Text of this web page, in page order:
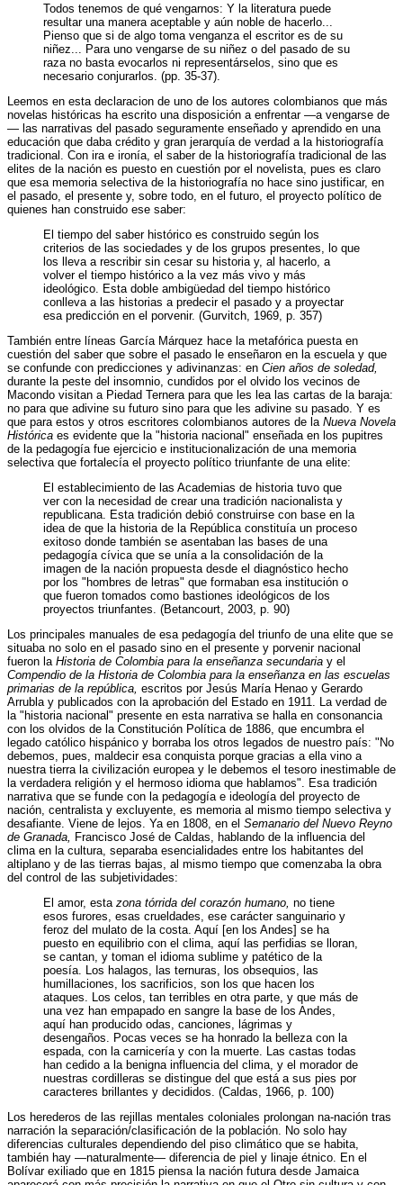
Todos tenemos de qué vengarnos: Y la literatura puede
resultar una manera aceptable y aún noble de hacerlo...
Pienso que si de algo toma venganza el escritor es de su
niñez... Para uno vengarse de su niñez o del pasado de su
raza no basta evocarlos ni representárselos, sino que es
necesario conjurarlos. (pp. 35-37).
Leemos en esta declaracion de uno de los autores colombianos que más
novelas históricas ha escrito una disposición a enfrentar —a vengarse de
— las narrativas del pasado seguramente enseñado y aprendido en una
educación que daba crédito y gran jerarquía de verdad a la historiografía
tradicional. Con ira e ironía, el saber de la historiografía tradicional de las
elites de la nación es puesto en cuestión por el novelista, pues es claro
que esa memoria selectiva de la historiografía no hace sino justificar, en
el pasado, el presente y, sobre todo, en el futuro, el proyecto político de
quienes han construido ese saber:
El tiempo del saber histórico es construido según los
criterios de las sociedades y de los grupos presentes, lo que
los lleva a rescribir sin cesar su historia y, al hacerlo, a
volver el tiempo histórico a la vez más vivo y más
ideológico. Esta doble ambigüedad del tiempo histórico
conlleva a las historias a predecir el pasado y a proyectar
esa predicción en el porvenir. (Gurvitch, 1969, p. 357)
También entre líneas García Márquez hace la metafórica puesta en
cuestión del saber que sobre el pasado le enseñaron en la escuela y que
se confunde con predicciones y adivinanzas: en Cien años de soledad,
durante la peste del insomnio, cundidos por el olvido los vecinos de
Macondo visitan a Piedad Ternera para que les lea las cartas de la baraja:
no para que adivine su futuro sino para que les adivine su pasado. Y es
que para estos y otros escritores colombianos autores de la Nueva Novela
Histórica es evidente que la "historia nacional" enseñada en los pupitres
de la pedagogía fue ejercicio e institucionalización de una memoria
selectiva que fortalecía el proyecto político triunfante de una elite:
El establecimiento de las Academias de historia tuvo que
ver con la necesidad de crear una tradición nacionalista y
republicana. Esta tradición debió construirse con base en la
idea de que la historia de la República constituía un proceso
exitoso donde también se asentaban las bases de una
pedagogía cívica que se unía a la consolidación de la
imagen de la nación propuesta desde el diagnóstico hecho
por los "hombres de letras" que formaban esa institución o
que fueron tomados como bastiones ideológicos de los
proyectos triunfantes. (Betancourt, 2003, p. 90)
Los principales manuales de esa pedagogía del triunfo de una elite que se
situaba no solo en el pasado sino en el presente y porvenir nacional
fueron la Historia de Colombia para la enseñanza secundaria y el
Compendio de la Historia de Colombia para la enseñanza en las escuelas
primarias de la república, escritos por Jesús María Henao y Gerardo
Arrubla y publicados con la aprobación del Estado en 1911. La verdad de
la "historia nacional" presente en esta narrativa se halla en consonancia
con los olvidos de la Constitución Política de 1886, que encumbra el
legado católico hispánico y borraba los otros legados de nuestro país: "No
debemos, pues, maldecir esa conquista porque gracias a ella vino a
nuestra tierra la civilización europea y le debemos el tesoro inestimable de
la verdadera religión y el hermoso idioma que hablamos". Esa tradición
narrativa que se funde con la pedagogía e ideología del proyecto de
nación, centralista y excluyente, es memoria al mismo tiempo selectiva y
desafiante. Viene de lejos. Ya en 1808, en el Semanario del Nuevo Reyno
de Granada,
Francisco José de Caldas, hablando de la influencia del
clima en la cultura, separaba esencialidades entre los habitantes del
altiplano y de las tierras bajas, al mismo tiempo que comenzaba la obra
del control de las subjetividades:
El amor, esta zona tórrida del corazón humano, no tiene
esos furores, esas crueldades, ese carácter sanguinario y
feroz del mulato de la costa. Aquí [en los Andes] se ha
puesto en equilibrio con el clima, aquí las perfidias se lloran,
se cantan, y toman el idioma sublime y patético de la
poesía. Los halagos, las ternuras, los obsequios, las
humillaciones, los sacrificios, son los que hacen los
ataques. Los celos, tan terribles en otra parte, y que más de
una vez han empapado en sangre la base de los Andes,
aquí han producido odas, canciones, lágrimas y
desengaños. Pocas veces se ha honrado la belleza con la
espada, con la carnicería y con la muerte. Las castas todas
han cedido a la benigna influencia del clima, y el morador de
nuestras cordilleras se distingue del que está a sus pies por
caracteres brillantes y decididos. (Caldas, 1966, p. 100)
Los herederos de las rejillas mentales coloniales prolongan na-nación tras
narración la separación/clasificación de la población. No solo hay
diferencias culturales dependiendo del piso climático que se habita,
también hay —naturalmente— diferencia de piel y linaje étnico. En el
Bolívar exiliado que en 1815 piensa la nación futura desde Jamaica